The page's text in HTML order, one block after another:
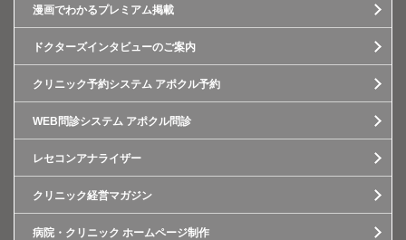
漫画でわかるプレミアム掲載
ドクターズインタビューのご案内
クリニック予約システム アポクル予約
WEB問診システム アポクル問診
レセコンアナライザー
クリニック経営マガジン
病院・クリニック ホームページ制作